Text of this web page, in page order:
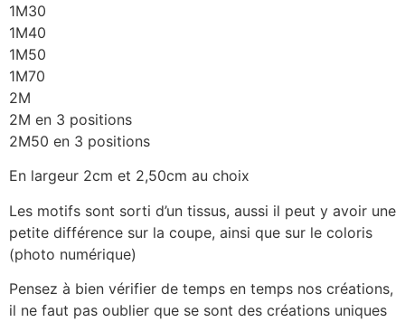
1M30
1M40
1M50
1M70
2M
2M en 3 positions
2M50 en 3 positions
En largeur 2cm et 2,50cm au choix
Les motifs sont sorti d’un tissus, aussi il peut y avoir une
petite différence sur la coupe, ainsi que sur le coloris
(photo numérique)
Pensez à bien vérifier de temps en temps nos créations,
il ne faut pas oublier que se sont des créations uniques